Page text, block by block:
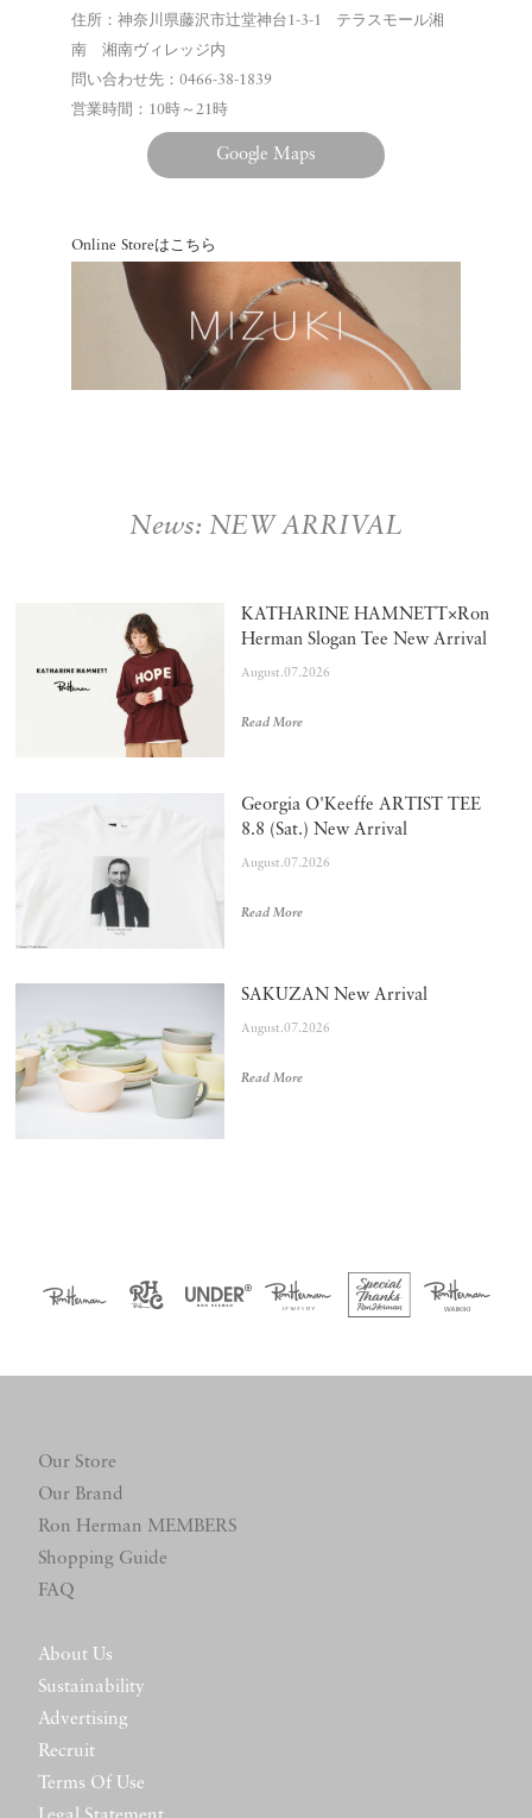
住所：神奈川県藤沢市辻堂神台1-3-1 テラスモール湘
南 湘南ヴィレッジ内
問い合わせ先：0466-38-1839
営業時間：10時～21時
Google Maps
Online Storeはこちら
News: NEW ARRIVAL
KATHARINE HAMNETT×Ron
Herman Slogan Tee New Arrival
August.07.2026
Read More
Georgia O'Keeffe ARTIST TEE
8.8 (Sat.) New Arrival
August.07.2026
Read More
SAKUZAN New Arrival
August.07.2026
Read More
Our Store
Our Brand
Ron Herman MEMBERS
Shopping Guide
FAQ
About Us
Sustainability
Advertising
Recruit
Terms Of Use